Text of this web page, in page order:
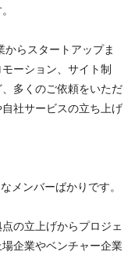
らスタートアップま
ーション、サイト制
多くのご依頼をいただ
社サービスの立ち上げ
メンバーばかりです。
の立上げからプロジェ
企業やベンチャー企業